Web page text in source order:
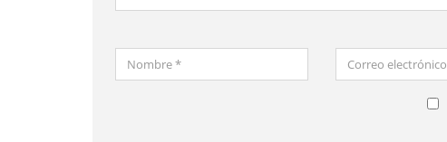
Nombre
*
Correo
electrónico